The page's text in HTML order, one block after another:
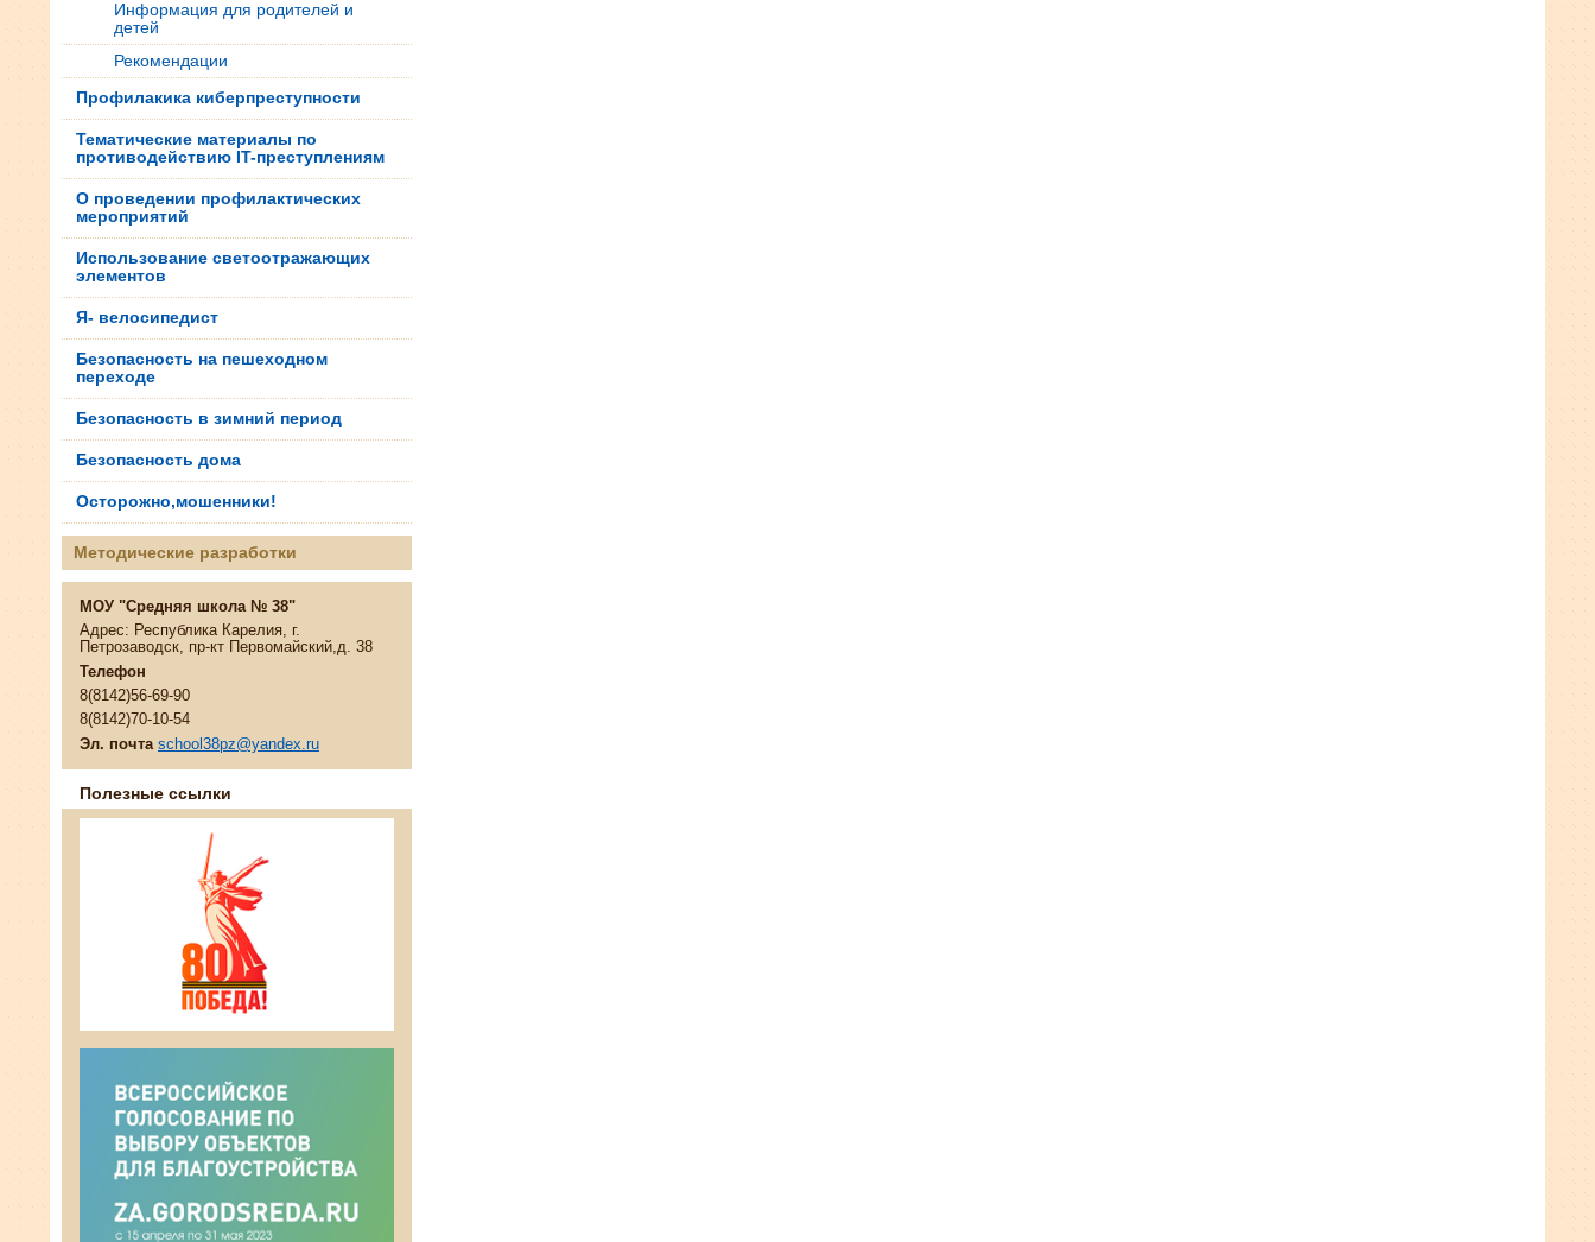
Информация для родителей и
детей
Рекомендации
Профилакика киберпреступности
Тематические материалы по
противодействию IT-преступлениям
О проведении профилактических
мероприятий
Использование светоотражающих
элементов
Я- велосипедист
Безопасность на пешеходном
переходе
Безопасность в зимний период
Безопасность дома
Осторожно,мошенники!
Методические разработки
МОУ "Средняя школа № 38"
Адрес: Республика Карелия, г.
Петрозаводск, пр-кт Первомайский,д. 38
Телефон
8(8142)56-69-90
8(8142)70-10-54
Эл. почта school38pz@yandex.ru
Полезные ссылки